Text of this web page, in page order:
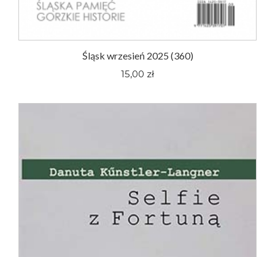
Śląsk wrzesień 2025 (360)
15,00 zł